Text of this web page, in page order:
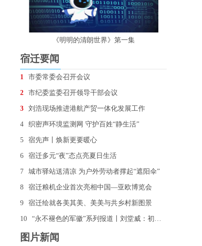
《明明的清朗世界》第一集
宿迁要闻
1 市委常委会召开会议
2 市纪委监委召开领导干部会议
3 刘浩现场推进港航产贸一体化发展工作
4 织密声环境监测网 守护百姓“静生活”
5 宿先声丨焕新更要暖心
6 宿迁多元“夜”态点亮夏日生活
7 城市驿站送清凉 为户外劳动者撑起“遮阳伞”
8 宿迁粮机企业首次亮相中国—亚欧博览会
9 宿迁绘就各美其美、美美与共乡村新图景
10 “永不褪色的军徽”系列报道丨刘堂威：初心未改 用“铁脚板”走出“平安路”
图片新闻